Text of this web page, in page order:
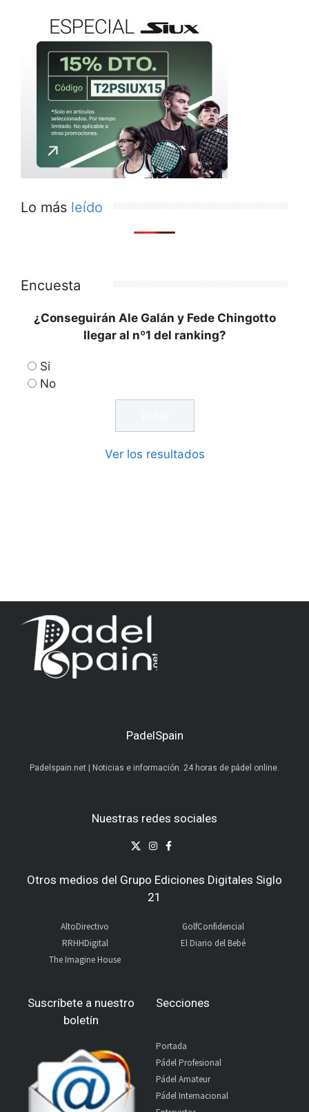
Lo más leído
Encuesta
¿Conseguirán Ale Galán y Fede Chingotto
llegar al nº1 del ranking?
Si
No
Ver los resultados
PadelSpain
Padelspain.net | Noticias e información. 24 horas de pádel online.
Nuestras redes sociales
Otros medios del Grupo Ediciones Digitales Siglo
21
AltoDirectivo
RRHHDigital
The Imagine House
GolfConfidencial
El Diario del Bebé
Suscríbete a nuestro
boletín
Secciones
Portada
Pádel Profesional
Pádel Amateur
Pádel Internacional